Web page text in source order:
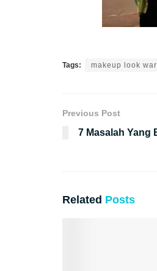
Tags: makeup look
Previous Post
7 Masalah Yang
Related Posts